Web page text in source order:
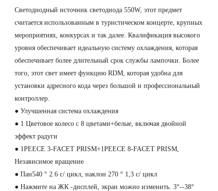
Светодиодный источник светодиода 550W, этот предмет
считается использованным в туристическом концерте, крупных
мероприятиях, конкурсах и так далее. Квалификация высокого
уровня обеспечивает идеальную систему охлаждения, которая
обеспечивает более длительный срок службы лампочки. Более
того, этот свет имеет функцию RDM, которая удобна для
установки адресного кода через большой и профессиональный
контроллер.
● Улучшенная система охлаждения
● 1 Цветовое колесо с 8 цветами+белые, включая двойной
эффект радуги
● 1PEECE 3-FACET PRISM+1PEECE 8-FACET PRISM,
Независимое вращение
● Пан540 ° 2.6 с/ цикл, наклон 270 ° 1,3 с/ цикл
● Нажмите на ЖК -дисплей, экран можно изменить. 3°--38°